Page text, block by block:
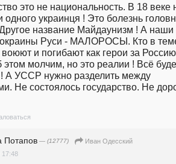
это не национальность. В 18 веке
одного украинця ! Это болезнь
название Майдаунизм ! А наши
Руси - МАЛОРОСЫ. Кто в
и погибают как герои за
этом молчим, но это реалии ! Всё
! А УССР нужно разделить между
Не состоялось государство. Не
Потапов — (12777)
Иван Одесский
17:48